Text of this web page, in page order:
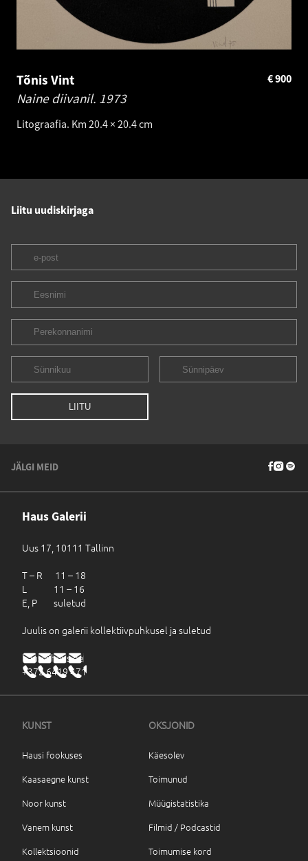
Tõnis Vint
Naine diivanil. 1973
Litograafia. Km 20.4 × 20.4 cm
900
€
Liitu uudiskirjaga
JÄLGI MEID
Haus Galerii
Uus 17, 10111 Tallinn
T – R 11 – 18
L 11 – 16
E, P suletud
Juulis on galerii kollektiivpuhkusel ja suletud
haus@haus.ee
+372 6419 471
KUNST
Hausi fookuses
Kaasaegne kunst
Noor kunst
Vanem kunst
Kollektsioonid
OKSJONID
Käesolev
Toimunud
Müügistatistika
Filmid / Podcastid
Toimumise kord